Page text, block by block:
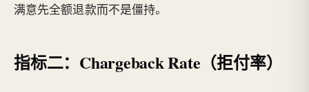
满意先全额退款而不是僵持。
指标二：Chargeback Rate（拒付率）